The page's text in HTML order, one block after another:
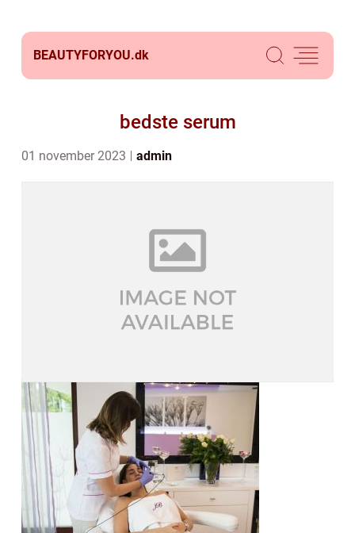
BEAUTYFORYOU.dk
bedste serum
01 november 2023 admin